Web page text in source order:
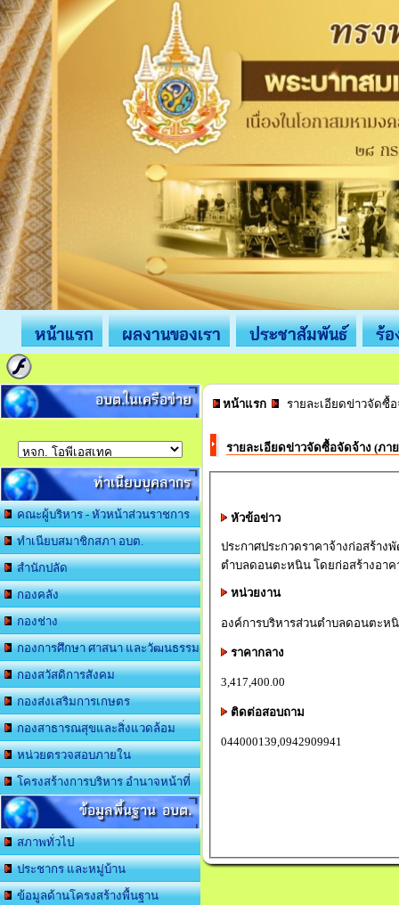
หน้าแรก ผลงานของเรา ประชาสัมพันธ์ ร้
อบต.ในเครือข่าย
ทำเนียบบุคลากร
คณะผู้บริหาร - หัวหน้าส่วนราชการ
ทำเนียบสมาชิกสภา อบต.
สำนักปลัด
กองคลัง
กองช่าง
กองการศึกษา ศาสนา และวัฒนธรรม
กองสวัสดิการสังคม
กองส่งเสริมการเกษตร
กองสาธารณสุขและสิ่งแวดล้อม
หน่วยตรวจสอบภายใน
โครงสร้างการบริหาร อำนาจหน้าที่
ข้อมูลพื้นฐาน อบต.
สภาพทั่วไป
ประชากร และหมู่บ้าน
ข้อมูลด้านโครงสร้างพื้นฐาน
หน้าแรก รายละเอียดข่าวจัดซื้
รายละเอียดข่าวจัดซื้อจัดจ้าง (ภา
หัวข้อข่าว
ประกาศประกวดราคาจ้างก่อสร้า
ตำบลดอนตะหนิน โดยก่อสร้างอาค
หน่วยงาน
องค์การบริหารส่วนตำบลดอนตะห
ราคากลาง
3,417,400.00
ติดต่อสอบถาม
044000139,0942909941